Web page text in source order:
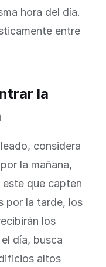
hora del día.
entre
la
considera
la mañana,
que capten
por la tarde, los
los
día, busca
altos